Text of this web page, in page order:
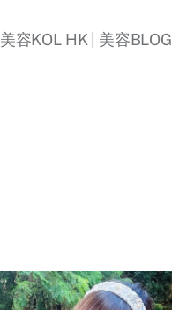
美容KOL HK | 美容BLOG